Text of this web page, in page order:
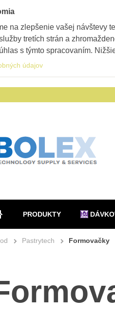
PRODUKTY
Pastrytech Formovačky
na zlepšenie vašej návštevy
tretích strán a
s týmto spracovaním.
údajov